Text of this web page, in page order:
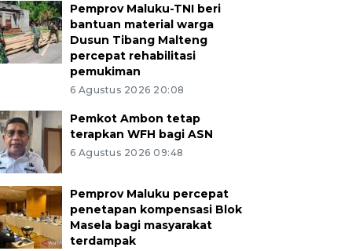
Pemprov Maluku-TNI beri
bantuan material warga
Dusun Tibang Malteng
percepat rehabilitasi
pemukiman
6 Agustus 2026 20:08
Pemkot Ambon tetap
terapkan WFH bagi ASN
6 Agustus 2026 09:48
Pemprov Maluku percepat
penetapan kompensasi Blok
Masela bagi masyarakat
terdampak